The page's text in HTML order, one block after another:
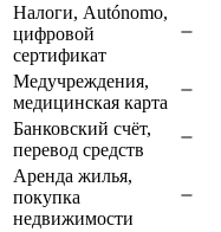
Налоги, Autónomo,
цифровой
сертификат
Медучреждения,
медицинская карта
Банковский счёт,
перевод средств
Аренда жилья,
покупка
недвижимости